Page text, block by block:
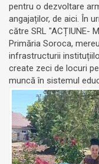
pentru o dezvoltare
angajaților, de aici. În
către SRL "ACȚIUNE-
Primăria Soroca,
infrastructurii
create zeci de locuri
muncă în sistemul